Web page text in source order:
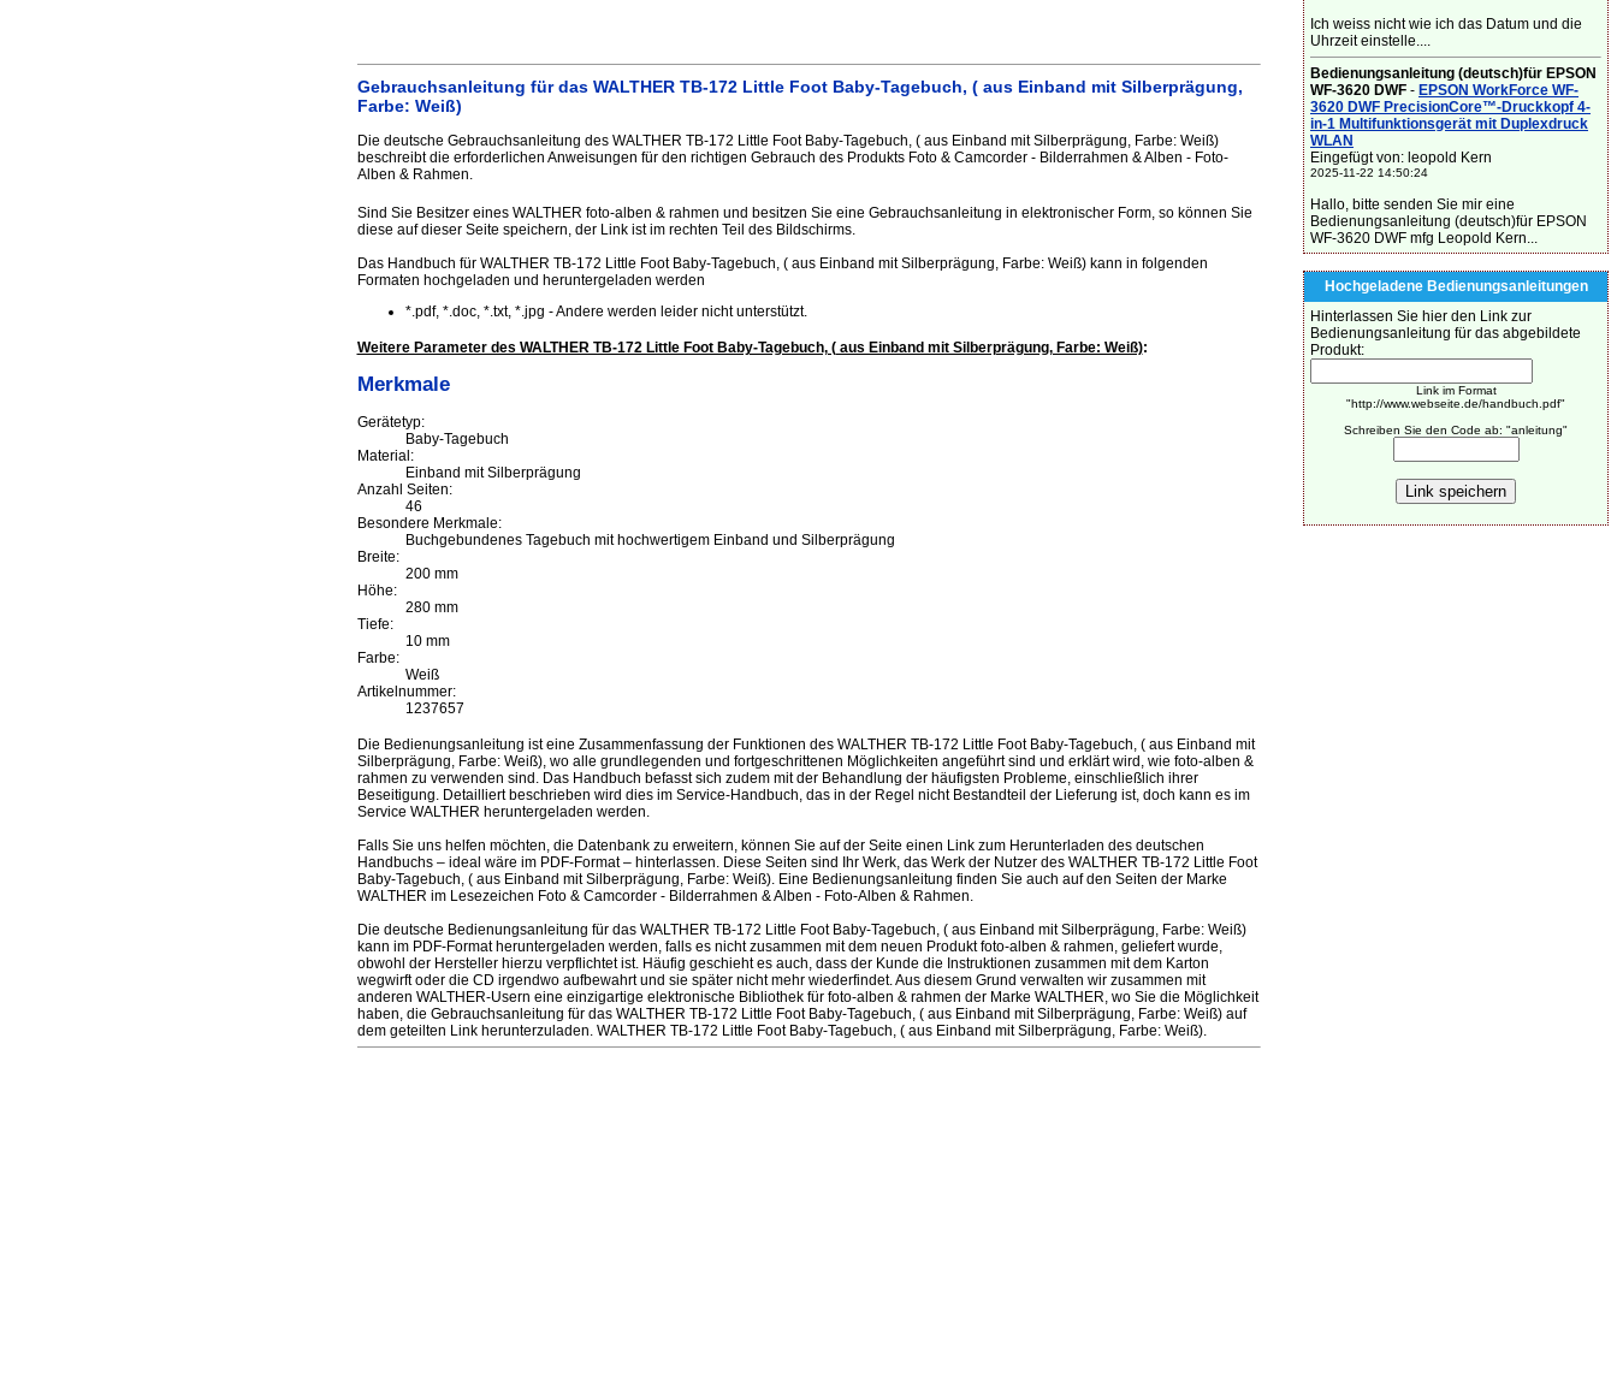
Gebrauchsanleitung für das WALTHER TB-172 Little Foot Baby-Tagebuch, ( aus Einband mit Silberprägung,
Farbe: Weiß)
Die deutsche Gebrauchsanleitung des WALTHER TB-172 Little Foot Baby-Tagebuch, ( aus Einband mit Silberprägung, Farbe: Weiß)
beschreibt die erforderlichen Anweisungen für den richtigen Gebrauch des Produkts Foto & Camcorder - Bilderrahmen & Alben - Foto-
Alben & Rahmen.
Sind Sie Besitzer eines WALTHER foto-alben & rahmen und besitzen Sie eine Gebrauchsanleitung in elektronischer Form, so können Sie
diese auf dieser Seite speichern, der Link ist im rechten Teil des Bildschirms.
Das Handbuch für WALTHER TB-172 Little Foot Baby-Tagebuch, ( aus Einband mit Silberprägung, Farbe: Weiß) kann in folgenden
Formaten hochgeladen und heruntergeladen werden
*.pdf, *.doc, *.txt, *.jpg - Andere werden leider nicht unterstützt.
Weitere Parameter des WALTHER TB-172 Little Foot Baby-Tagebuch, ( aus Einband mit Silberprägung, Farbe: Weiß):
Merkmale
Gerätetyp:
Baby-Tagebuch
Material:
Einband mit Silberprägung
Anzahl Seiten:
46
Besondere Merkmale:
Buchgebundenes Tagebuch mit hochwertigem Einband und Silberprägung
Breite:
200 mm
Höhe:
280 mm
Tiefe:
10 mm
Farbe:
Weiß
Artikelnummer:
1237657
Die Bedienungsanleitung ist eine Zusammenfassung der Funktionen des WALTHER TB-172 Little Foot Baby-Tagebuch, ( aus Einband mit
Silberprägung, Farbe: Weiß), wo alle grundlegenden und fortgeschrittenen Möglichkeiten angeführt sind und erklärt wird, wie foto-alben &
rahmen zu verwenden sind. Das Handbuch befasst sich zudem mit der Behandlung der häufigsten Probleme, einschließlich ihrer
Beseitigung. Detailliert beschrieben wird dies im Service-Handbuch, das in der Regel nicht Bestandteil der Lieferung ist, doch kann es im
Service WALTHER heruntergeladen werden.
Falls Sie uns helfen möchten, die Datenbank zu erweitern, können Sie auf der Seite einen Link zum Herunterladen des deutschen
Handbuchs – ideal wäre im PDF-Format – hinterlassen. Diese Seiten sind Ihr Werk, das Werk der Nutzer des WALTHER TB-172 Little Foot
Baby-Tagebuch, ( aus Einband mit Silberprägung, Farbe: Weiß). Eine Bedienungsanleitung finden Sie auch auf den Seiten der Marke
WALTHER im Lesezeichen Foto & Camcorder - Bilderrahmen & Alben - Foto-Alben & Rahmen.
Die deutsche Bedienungsanleitung für das WALTHER TB-172 Little Foot Baby-Tagebuch, ( aus Einband mit Silberprägung, Farbe: Weiß)
kann im PDF-Format heruntergeladen werden, falls es nicht zusammen mit dem neuen Produkt foto-alben & rahmen, geliefert wurde,
obwohl der Hersteller hierzu verpflichtet ist. Häufig geschieht es auch, dass der Kunde die Instruktionen zusammen mit dem Karton
wegwirft oder die CD irgendwo aufbewahrt und sie später nicht mehr wiederfindet. Aus diesem Grund verwalten wir zusammen mit
anderen WALTHER-Usern eine einzigartige elektronische Bibliothek für foto-alben & rahmen der Marke WALTHER, wo Sie die Möglichkeit
haben, die Gebrauchsanleitung für das WALTHER TB-172 Little Foot Baby-Tagebuch, ( aus Einband mit Silberprägung, Farbe: Weiß) auf
dem geteilten Link herunterzuladen. WALTHER TB-172 Little Foot Baby-Tagebuch, ( aus Einband mit Silberprägung, Farbe: Weiß).
Ich weiss nicht wie ich das Datum und die
Uhrzeit einstelle....
Bedienungsanleitung (deutsch)für EPSON
WF-3620 DWF - EPSON WorkForce WF-
3620 DWF PrecisionCore™-Druckkopf 4-
in-1 Multifunktionsgerät mit Duplexdruck
WLAN
Eingefügt von: leopold Kern
2025-11-22 14:50:24
Hallo, bitte senden Sie mir eine
Bedienungsanleitung (deutsch)für EPSON
WF-3620 DWF mfg Leopold Kern...
Hochgeladene Bedienungsanleitungen
Hinterlassen Sie hier den Link zur
Bedienungsanleitung für das abgebildete
Produkt:
Link im Format
"http://www.webseite.de/handbuch.pdf"
Schreiben Sie den Code ab: "anleitung"